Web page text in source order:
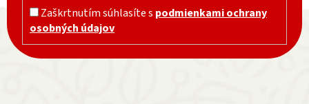
Zaškrtnutím súhlasíte s podmienkami ochrany
osobných údajov
Zápätie